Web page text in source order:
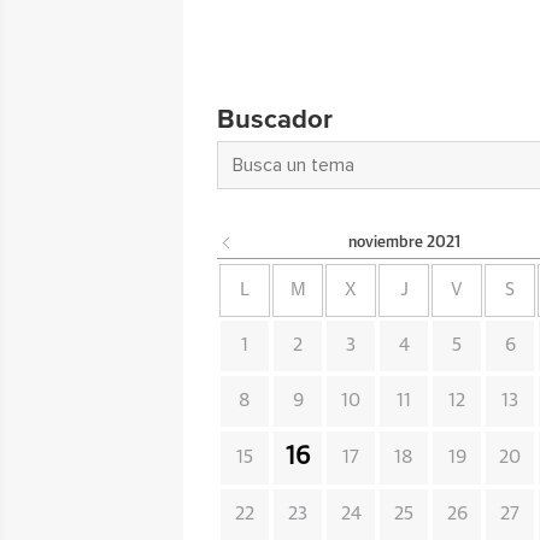
Buscador
noviembre 2021
L M X J V S
1 2 3 4 5 6
8 9 10 11 12 13
15 16 17 18 19 20
22 23 24 25 26 27